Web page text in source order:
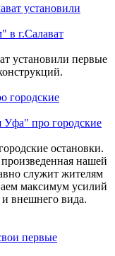
в г.Салават
установили первые
Уфа" про городские
остановки.
нашей
служит жителям
максимум усилий
и внешнего вида.